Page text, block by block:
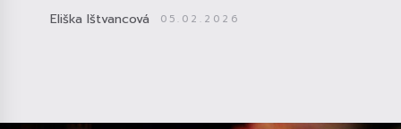
Eliška Ištvancová 05.02.2026